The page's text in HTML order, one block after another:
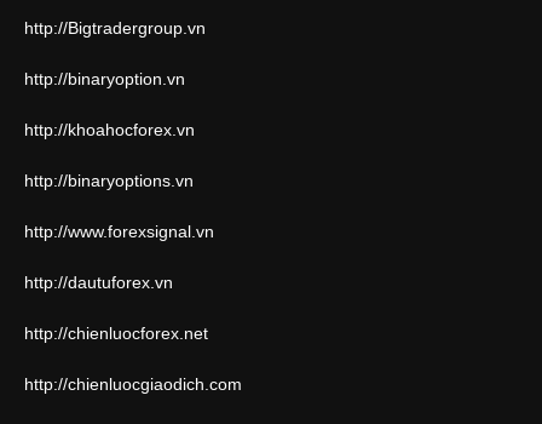
http://Bigtradergroup.vn
http://binaryoption.vn
http://khoahocforex.vn
http://binaryoptions.vn
http://www.forexsignal.vn
http://dautuforex.vn
http://chienluocforex.net
http://chienluocgiaodich.com